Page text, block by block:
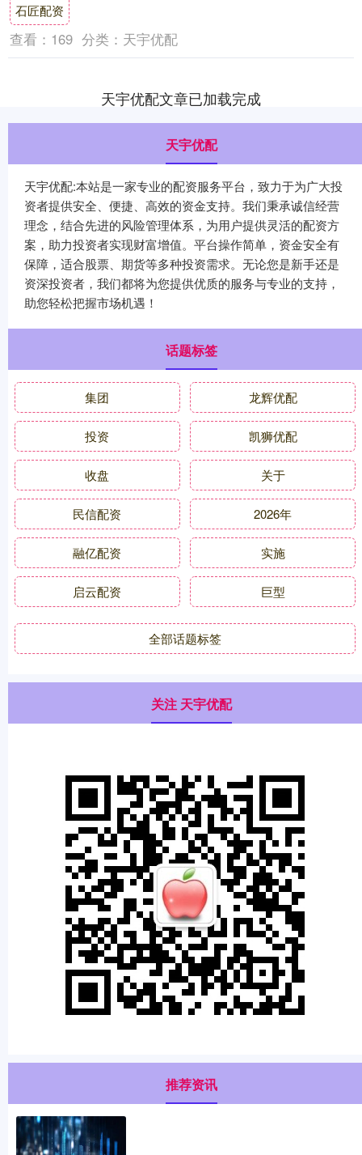
何....
石匠配资
查看： 169 分类： 天宇优配
天宇优配文章已加载完成
天宇优配
天宇优配:本站是一家专业的配资服务平台，致力于为广大投
资者提供安全、便捷、高效的资金支持。我们秉承诚信经营
理念，结合先进的风险管理体系，为用户提供灵活的配资方
案，助力投资者实现财富增值。平台操作简单，资金安全有
保障，适合股票、期货等多种投资需求。无论您是新手还是
资深投资者，我们都将为您提供优质的服务与专业的支持，
助您轻松把握市场机遇！
话题标签
集团 龙辉优配
投资 凯狮优配
收盘 关于
民信配资 2026年
融亿配资 实施
启云配资 巨型
全部话题标签
关注 天宇优配
推荐资讯